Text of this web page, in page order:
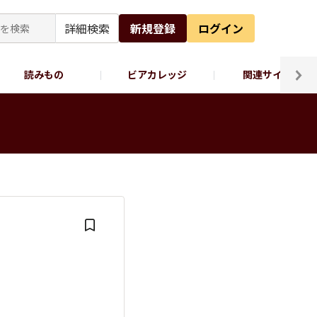
詳細検索 新規登録 ログイン
読みもの ビアカレッジ 関連サイト